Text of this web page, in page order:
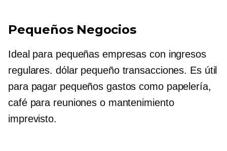
Pequeños Negocios
Ideal para pequeñas empresas con ingresos
regulares. dólar pequeñotransacciones. Es útil
para pagar pequeños gastos como papelería,
café para reuniones o mantenimiento
imprevisto.